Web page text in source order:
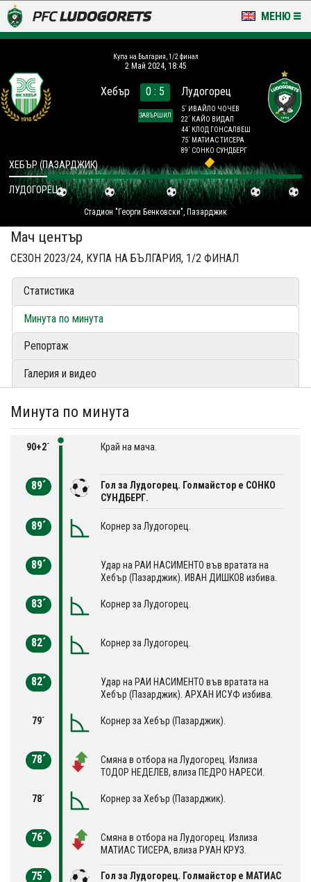
МЕНЮ
LUDOGORETS TV
НА ТЕРЕНА
КЛУБ
Купа на България, 1/2 финал
2 Май 2024, 18:45
Хебър 0 : 5
ЗАВЪРШИЛ
Лудогорец
5´ ИВАЙЛО ЧОЧЕВ
22´ КАЙО ВИДАЛ
44´ КЛОД ГОНСАЛВЕШ
75´ МАТИАС ТИСЕРА
89´ СОНКО СУНДБЕРГ
Стадион "Георги Бенковски", Пазарджик
ХЕБЪР (ПАЗАРДЖИК)
ЛУДОГОРЕЦ
Мач център
СЕЗОН 2023/24, КУПА НА БЪЛГАРИЯ, 1/2 ФИНАЛ
Статистика
Минута по минута
Репортаж
Галерия и видео
Минута по минута
90+2´ Край на мача.
89´
Гол за Лудогорец. Голмайстор е СОНКО
СУНДБЕРГ.
89´ Корнер за Лудогорец.
89´
Удар на РАИ НАСИМЕНТО във вратата на
Хебър (Пазарджик). ИВАН ДИШКОВ избива.
83´ Корнер за Лудогорец.
82´ Корнер за Лудогорец.
82´
Удар на РАИ НАСИМЕНТО във вратата на
Хебър (Пазарджик). АРХАН ИСУФ избива.
79´ Корнер за Хебър (Пазарджик).
78´
Смяна в отбора на Лудогорец. Излиза
ТОДОР НЕДЕЛЕВ, влиза ПЕДРО НАРЕСИ.
78´ Корнер за Хебър (Пазарджик).
76´
Смяна в отбора на Лудогорец. Излиза
МАТИАС ТИСЕРА, влиза РУАН КРУЗ.
75´
Гол за Лудогорец. Голмайстор е МАТИАС